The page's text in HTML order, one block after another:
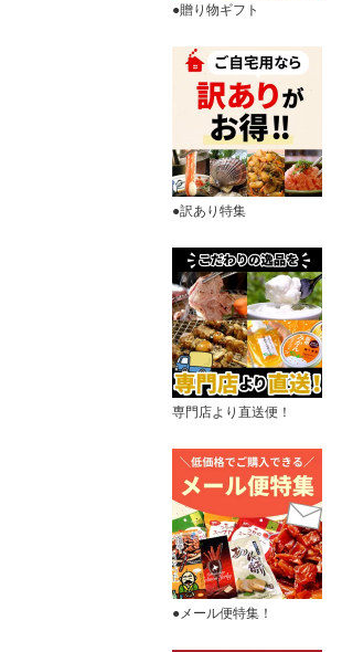
●贈り物ギフト
●訳あり特集
専門店より直送便！
●メール便特集！